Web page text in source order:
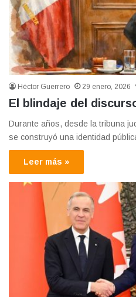
Héctor Guerrero 29 enero, 2026
El blindaje del
Durante años, desde la tribuna
se construyó una identidad
Leer más »